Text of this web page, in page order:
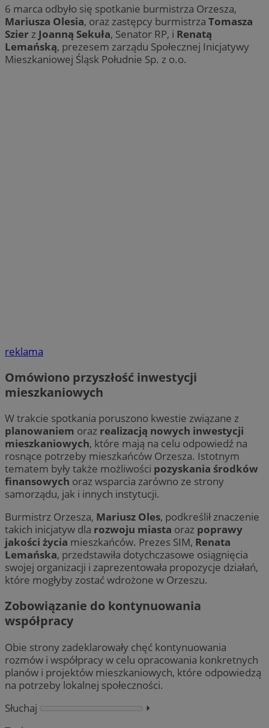
6 marca odbyło się spotkanie burmistrza Orzesza,
Mariusza Olesia, oraz zastępcy burmistrza Tomasza
Szierz Joanną Sekuła, Senator RP, i Renatą
Lemańską, prezesem zarządu Społecznej Inicjatywy
Mieszkaniowej Śląsk Południe Sp. z o.o.
reklama
Omówiono przyszłość inwestycji
mieszkaniowych
W trakcie spotkania poruszono kwestie związane z
planowaniem oraz realizacją nowych inwestycji
mieszkaniowych, które mają na celu odpowiedź na
rosnące potrzeby mieszkańców Orzesza. Istotnym
tematem były także możliwości pozyskania środków
finansowych oraz wsparcia zarówno ze strony
samorządu, jak i innych instytucji.
Burmistrz Orzesza, Mariusz Oles, podkreślił znaczenie
takich inicjatyw dla rozwoju miasta oraz poprawy
jakości życia mieszkańców. Prezes SIM, Renata
Lemańska, przedstawiła dotychczasowe osiągnięcia
swojej organizacji i zaprezentowała propozycje działań,
które mogłyby zostać wdrożone w Orzeszu.
Zobowiązanie do kontynuowania
współpracy
Obie strony zadeklarowały chęć kontynuowania
rozmów i współpracy w celu opracowania konkretnych
planów i projektów mieszkaniowych, które odpowiedzą
na potrzeby lokalnej społeczności.
Słuchaj
⏵︎